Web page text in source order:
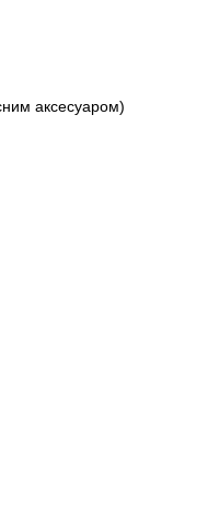
аксесуаром)